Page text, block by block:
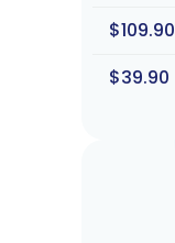
$109.90
$39.90